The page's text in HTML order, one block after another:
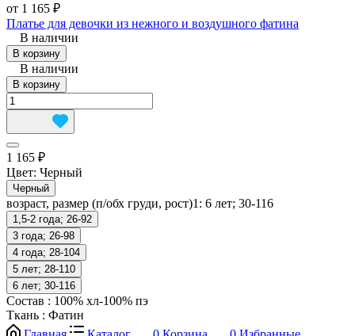
от 1 165 ₽
Платье для девочки из нежного и воздушного фатина
В наличии
В корзину
В наличии
В корзину
1 165 ₽
Цвет: Черный
Черный
возраст, размер (п/обх груди, рост)1: 6 лет; 30-116
1,5-2 года; 26-92
3 года; 26-98
4 года; 28-104
5 лет; 28-110
6 лет; 30-116
Состав : 100% хл-100% пэ
Ткань : Фатин